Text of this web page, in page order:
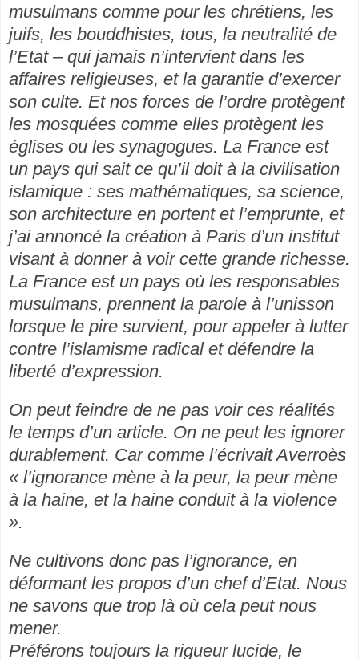
musulmans comme pour les chrétiens, les
juifs, les bouddhistes, tous, la neutralité de
l’Etat – qui jamais n’intervient dans les
affaires religieuses, et la garantie d’exercer
son culte. Et nos forces de l’ordre protègent
les mosquées comme elles protègent les
églises ou les synagogues. La France est
un pays qui sait ce qu’il doit à la civilisation
islamique : ses mathématiques, sa science,
son architecture en portent et l’emprunte, et
j’ai annoncé la création à Paris d’un institut
visant à donner à voir cette grande richesse.
La France est un pays où les responsables
musulmans, prennent la parole à l’unisson
lorsque le pire survient, pour appeler à lutter
contre l’islamisme radical et défendre la
liberté d’expression.
On peut feindre de ne pas voir ces réalités
le temps d’un article. On ne peut les ignorer
durablement. Car comme l’écrivait Averroès
« l’ignorance mène à la peur, la peur mène
à la haine, et la haine conduit à la violence
».
Ne cultivons donc pas l’ignorance, en
déformant les propos d’un chef d’Etat. Nous
ne savons que trop là où cela peut nous
mener.
Préférons toujours la rigueur lucide, le